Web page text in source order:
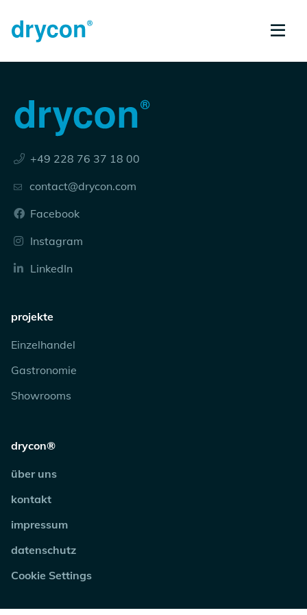
+49 228 76 37 18 00
contact@drycon.com
Facebook
Instagram
LinkedIn
projekte
Einzelhandel
Gastronomie
Showrooms
drycon®
über uns
kontakt
impressum
datenschutz
Cookie Settings